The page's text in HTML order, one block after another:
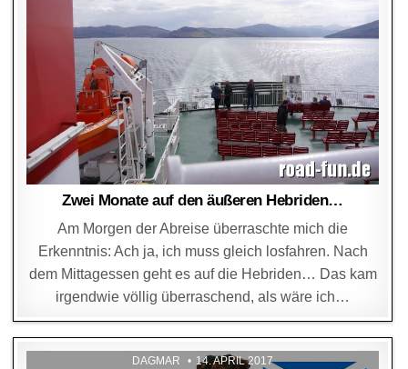
Zwei Monate auf den äußeren Hebriden…
Am Morgen der Abreise überraschte mich die
Erkenntnis: Ach ja, ich muss gleich losfahren. Nach
dem Mittagessen geht es auf die Hebriden… Das kam
irgendwie völlig überraschend, als wäre ich…
DAGMAR 14. APRIL 2017